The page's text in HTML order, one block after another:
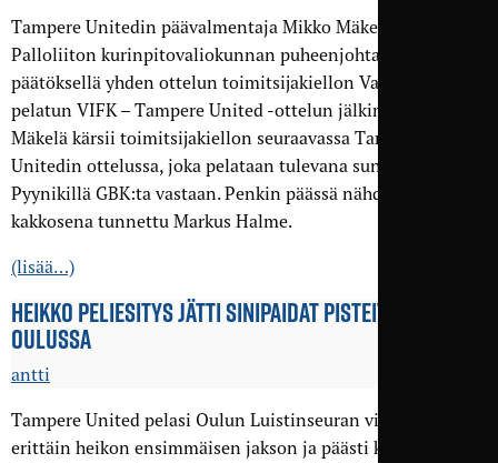
Tampere Unitedin päävalmentaja Mikko Mäkelä on saanut
Palloliiton kurinpitovaliokunnan puheenjohtajan
päätöksellä yhden ottelun toimitsijakiellon Vaasassa
pelatun VIFK – Tampere United -ottelun jälkimainingeista.
Mäkelä kärsii toimitsijakiellon seuraavassa Tampere
Unitedin ottelussa, joka pelataan tulevana sunnuntaina
Pyynikillä GBK:ta vastaan. Penkin päässä nähdään Mäkelän
kakkosena tunnettu Markus Halme.
(lisää…)
HEIKKO PELI­ESITYS JÄTTI SINIPAIDAT PISTEITTÄ
OULUSSA
antti
Tampere United pelasi Oulun Luistinseuran vieraan
erittäin heikon ensimmäisen jakson ja päästi kotijoukkueen